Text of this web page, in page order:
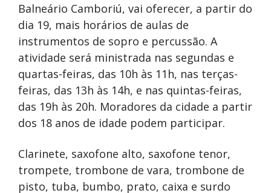
Balneário Camboriú, vai oferecer, a partir do
dia 19, mais horários de aulas de
instrumentos de sopro e percussão. A
atividade será ministrada nas segundas e
quartas-feiras, das 10h às 11h, nas terças-
feiras, das 13h às 14h, e nas quintas-feiras,
das 19h às 20h. Moradores da cidade a partir
dos 18 anos de idade podem participar.
Clarinete, saxofone alto, saxofone tenor,
trompete, trombone de vara, trombone de
pisto, tuba, bumbo, prato, caixa e surdo